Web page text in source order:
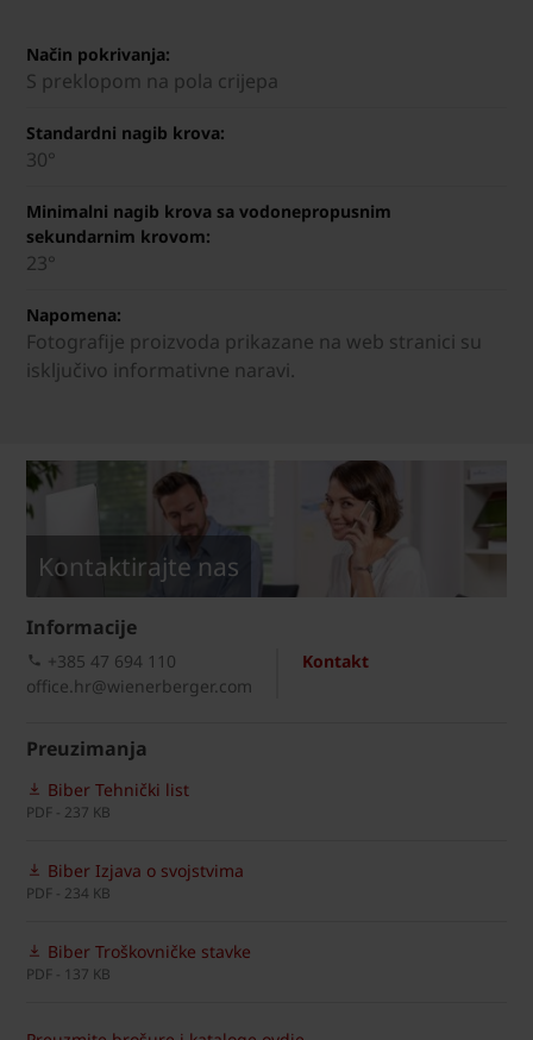
Način pokrivanja:
S preklopom na pola crijepa
Standardni nagib krova:
30°
Minimalni nagib krova sa vodonepropusnim
sekundarnim krovom:
23°
Napomena:
Fotografije proizvoda prikazane na web stranici su
isključivo informativne naravi.
Kontaktirajte nas
Informacije
Kontakt
+385 47 694 110
office.hr@wienerberger.com
Preuzimanja
Biber Tehnički list
PDF - 237 KB
Biber Izjava o svojstvima
PDF - 234 KB
Biber Troškovničke stavke
PDF - 137 KB